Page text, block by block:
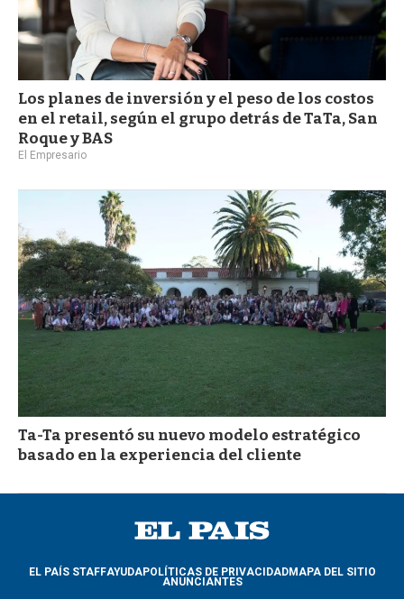
Los planes de inversión y el peso de los costos
en el retail, según el grupo detrás de TaTa, San
Roque y BAS
El Empresario
Ta-Ta presentó su nuevo modelo estratégico
basado en la experiencia del cliente
EL PAÍS STAFFAYUDAPOLÍTICAS DE PRIVACIDADMAPA DEL SITIO
ANUNCIANTES